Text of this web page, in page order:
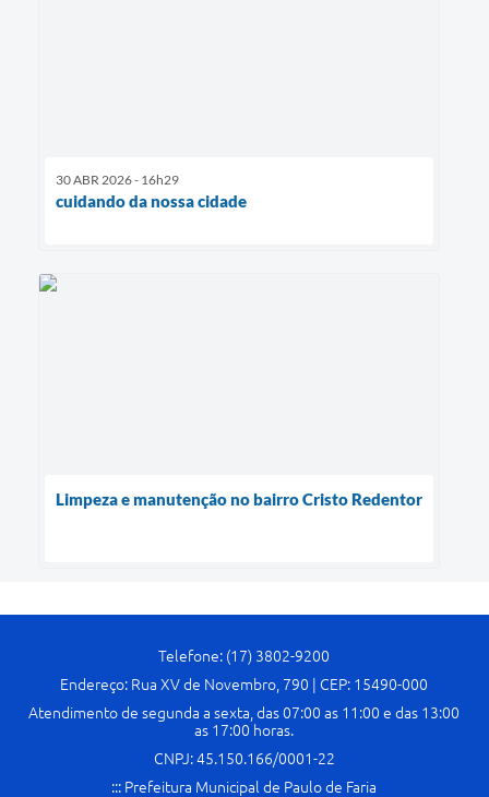
30 ABR 2026 - 16h29
cuidando da nossa cidade
Limpeza e manutenção no bairro Cristo Redentor
Telefone: (17) 3802-9200
Endereço: Rua XV de Novembro, 790 | CEP: 15490-000
Atendimento de segunda a sexta, das 07:00 as 11:00 e das 13:00
as 17:00 horas.
CNPJ: 45.150.166/0001-22
::: Prefeitura Municipal de Paulo de Faria